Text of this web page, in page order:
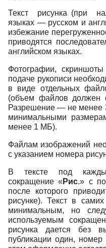
Текст рисунка (при
языках — русском и
избежание
приводятся
английском языках.
Фотографии,
подаче рукописи
в виде отдельных
(объем файлов должен
Разрешение — не менее
минимальными
менее 1 МБ).
Файлам изображений
с указанием номера
В тексте под
сокращение « Рис.» с
после которого
рисунке). Текст в
минимальным, но
используемым
рисунка дается без
публикации один, номер